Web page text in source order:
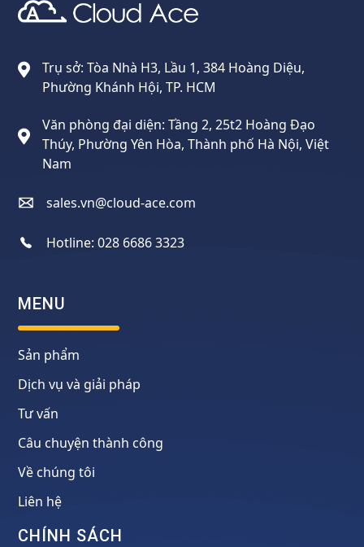
Trụ sở: Tòa Nhà H3, Lầu 1, 384 Hoàng Diệu,
Phường Khánh Hội, TP. HCM
Văn phòng đại diện: Tầng 2, 25t2 Hoàng Đạo
Thúy, Phường Yên Hòa, Thành phố Hà Nội, Việt
Nam
sales.vn@cloud-ace.com
Hotline:028 6686 3323
MENU
Sản phẩm
Dịch vụ và giải pháp
Tư vấn
Câu chuyện thành công
Về chúng tôi
Liên hệ
CHÍNH SÁCH